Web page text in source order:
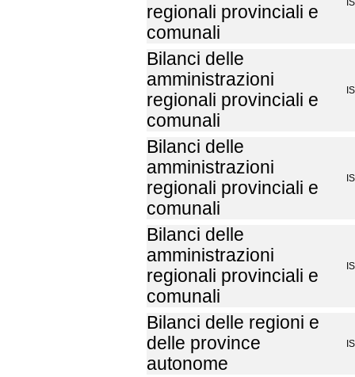
regionali provinciali e
comunali
Bilanci delle
amministrazioni
regionali provinciali e
comunali
Bilanci delle
amministrazioni
regionali provinciali e
comunali
Bilanci delle
amministrazioni
regionali provinciali e
comunali
Bilanci delle regioni e
delle province
autonome